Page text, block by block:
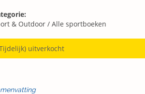
& Outdoor / Alle sportboeken
uitverkocht